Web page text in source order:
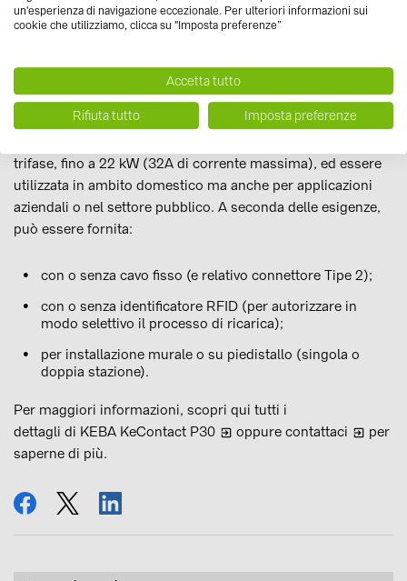
comodità, modulando il carico di energia destinato ai
diversi apparecchi ed elettrodomestici della casa. Inoltre,
proprio impianto fotovoltaico, per ricaricare l'auto elettrica
sfruttando l'energia prodotta.KEBA KeContact P30,
presente nelcatalogo BayWa r.e.
, è una stazione di
trifase, fino a 22 kW (32A di corrente massima), ed essere
utilizzata in ambito domestico ma anche per applicazioni
aziendali o nel settore pubblico. A seconda delle esigenze,
può essere fornita:
con o senza cavo fisso (e relativo connettore Tipe 2);
con o senza identificatore RFID (per autorizzare in
modo selettivo il processo di ricarica);
per installazione murale o su piedistallo (singola o
doppia stazione).
Per maggiori informazioni, scopri qui tutti i
dettagli di KEBA KeContact P30
oppure contattaci
per
saperne di più.
condividi
tweetcondividi
un'esperienza di navigazione eccezionale. Per ulteriori informazioni sui
cookie che utilizziamo, clicca su "Imposta preferenze”
Accetta tutto
Rifiuta tutto Imposta preferenze